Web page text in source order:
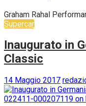
Graham Rahal
Supercar
Inaugurato in
Classic
14 Maggio 2017